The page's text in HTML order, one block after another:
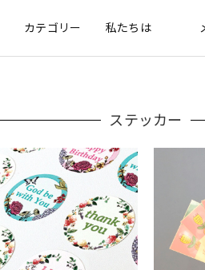
カテゴリー 私たちは
ステッカー